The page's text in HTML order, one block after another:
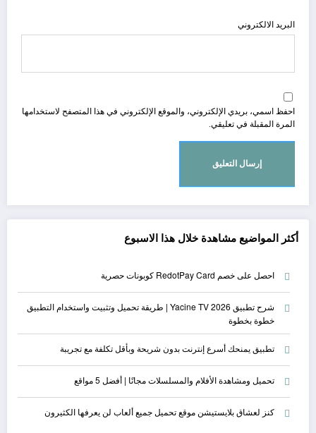
البريد الالكتروني
احفظ اسمي، بريدي الإلكتروني، والموقع الإلكتروني في هذا المتصفح لاستخدامها
المرة المقبلة في تعليقي.
أكثر المواضيع مشاهدة خلال هذا الاسبوع
احصل على خصم RedotPay Card كوبونات حصرية
شرح تطبيق Yacine TV 2026 | طريقة تحميل وتثبيت واستخدام التطبيق
خطوة بخطوة
تطبيق يمنحك أسرع إنترنت بدون شريحة وبأقل تكلفة مع تجريبة
تحميل ومشاهدة الأفلام والمسلسلات مجانًا | أفضل 5 مواقع
كنز لعشاق بلايستيشن موقع تحميل جميع ألعاب لن يعرفها الكثيرون